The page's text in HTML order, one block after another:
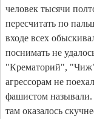
человек тысячи
пересчитать по
входе всех
поснимать не
"Крематорий",
агрессорам не
фашистом
там оказалось